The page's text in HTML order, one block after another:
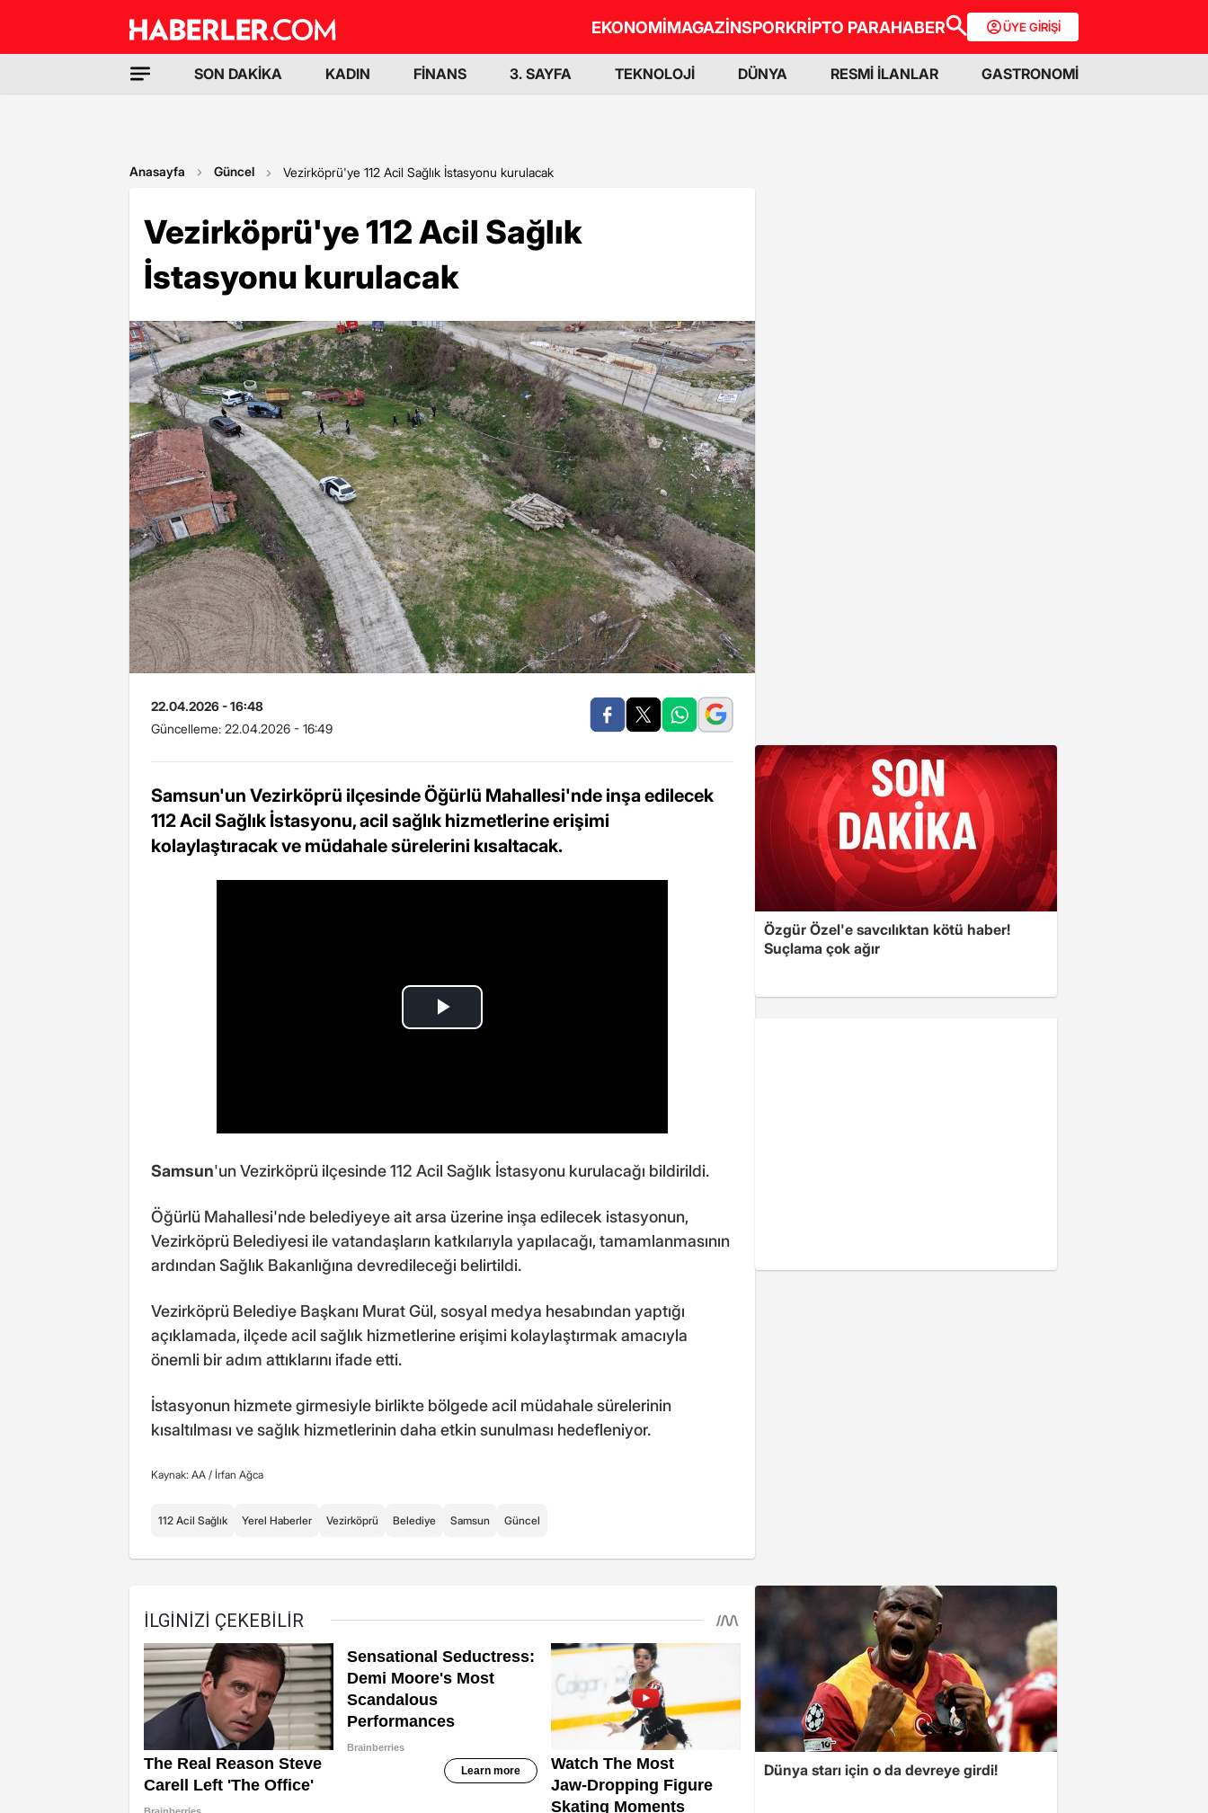
EKONOMİMAGAZİNSPORKRİPTO PARAHABER ÜYE GİRİŞİ
SON DAKİKA KADIN FİNANS 3. SAYFA TEKNOLOJİ DÜNYA RESMİ İLANLAR GASTRONOMİ
Anasayfa Güncel Vezirköprü'ye 112 Acil Sağlık İstasyonu kurulacak
Vezirköprü'ye 112 Acil Sağlık
İstasyonu kurulacak
22.04.2026 - 16:48
Güncelleme: 22.04.2026 - 16:49
Samsun'un Vezirköprü ilçesinde Öğürlü Mahallesi'nde inşa edilecek
112 Acil Sağlık İstasyonu, acil sağlık hizmetlerine erişimi
kolaylaştıracak ve müdahale sürelerini kısaltacak.
Samsun'un Vezirköprü ilçesinde 112 Acil Sağlık İstasyonu kurulacağı bildirildi.
Öğürlü Mahallesi'nde belediyeye ait arsa üzerine inşa edilecek istasyonun,
Vezirköprü Belediyesi ile vatandaşların katkılarıyla yapılacağı, tamamlanmasının
ardından Sağlık Bakanlığına devredileceği belirtildi.
Vezirköprü Belediye Başkanı Murat Gül, sosyal medya hesabından yaptığı
açıklamada, ilçede acil sağlık hizmetlerine erişimi kolaylaştırmak amacıyla
önemli bir adım attıklarını ifade etti.
İstasyonun hizmete girmesiyle birlikte bölgede acil müdahale sürelerinin
kısaltılması ve sağlık hizmetlerinin daha etkin sunulması hedefleniyor.
Kaynak: AA / İrfan Ağca
112 Acil Sağlık Yerel Haberler Vezirköprü Belediye Samsun Güncel
Özgür Özel'e savcılıktan kötü haber!
Suçlama çok ağır
Dünya starı için o da devreye girdi!